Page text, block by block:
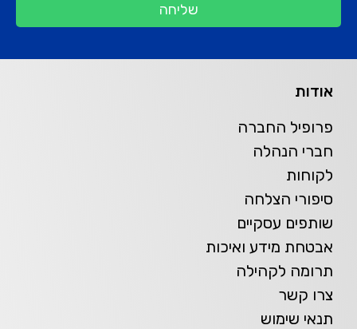
שליחה
אודות
פרופיל החברה
חברי הנהלה
לקוחות
סיפורי הצלחה
שותפים עסקיים
אבטחת מידע ואיכות
תרומה לקהילה
צרו קשר
תנאי שימוש